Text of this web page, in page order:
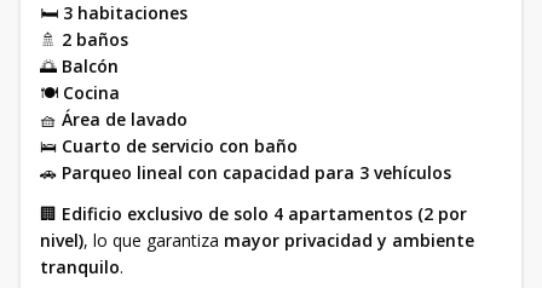
🛏️ 3 habitaciones
🚿 2 baños
🌅 Balcón
🍽️ Cocina
🧺 Área de lavado
🛌 Cuarto de servicio con baño
🚗 Parqueo lineal con capacidad para 3 vehículos
🏢 Edificio exclusivo de solo 4 apartamentos (2 por
nivel), lo que garantiza mayor privacidad y ambiente
tranquilo.